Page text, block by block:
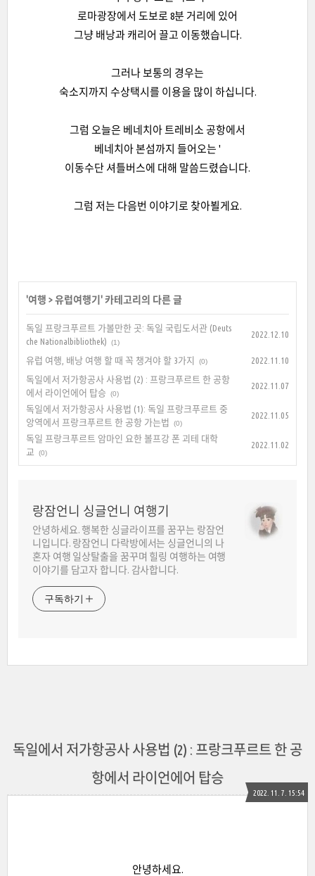
로마광장에서 도보로 8분 거리에 있어
그냥 배낭과 캐리어 끌고 이동했습니다.
그러나 보통의 경우는
숙소지까지 수상택시를 이용을 많이 하십니다.
그럼 오늘은 베네치아 트레비소 공항에서
베네치아 본섬까지 들어오는 '
이동수단 셔틀버스에 대해 말씀드렸습니다.
그럼 저는 다음번 이야기로 찾아뵐게요.
'여행 >유럽여행기 ' 카테고리의 다른 글
독일 프랑크푸르트 가볼만한 곳: 독일 국립도서관 (Deuts
che Nationalbibliothek)
(1)
2022.12.10
유럽 여행, 배낭 여행 할 때 꼭 챙겨야 할 3가지 (0)
2022.11.10
독일에서 저가항공사 사용법 (2) : 프랑크푸르트 한 공항
에서 라이언에어 탑승
(0)
2022.11.07
독일에서 저가항공사 사용법 (1): 독일 프랑크푸르트 중
앙역에서 프랑크푸르트 한 공항 가는법
(0)
2022.11.05
독일 프랑크푸르트 암마인 요한 볼프강 폰 괴테 대학
교
(0)
2022.11.02
랑잠언니 싱글언니 여행기
안녕하세요. 행복한 싱글라이프를 꿈꾸는 랑잠언
니입니다. 랑잠언니 다락방에서는 싱글언니의 나
혼자 여행 일상탈출을 꿈꾸며 힐링 여행하는 여행
이야기를 담고자 합니다. 감사합니다.
구독하기
독일에서 저가항공사 사용법 (2) : 프랑크푸르트 한 공
항에서 라이언에어 탑승
2022. 11. 7. 15:54
안녕하세요.